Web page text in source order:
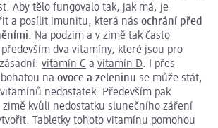
Aby tělo fungovalo tak, jak má, je
a posílit imunitu, která nás ochrání před
. Na podzim a v zimě tak často
dva vitamíny, které jsou pro
vitamín C a vitamín D. I přes
na ovoce a zeleninu se může stát,
nedostatek. Především pak
kvůli nedostatku slunečního záření
Tabletky tohoto vitamínu pomohou